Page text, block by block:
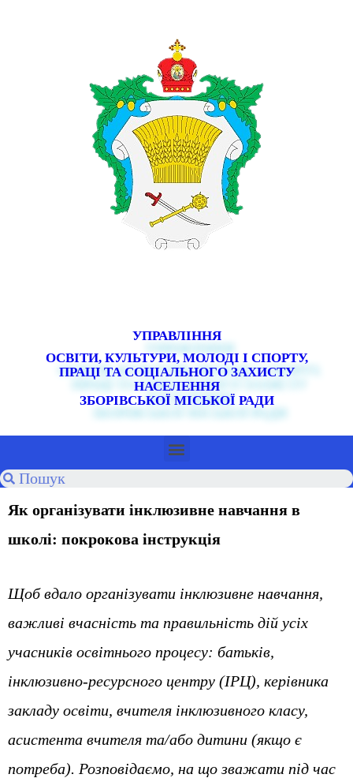
УПРАВЛІННЯ
ОСВІТИ, КУЛЬТУРИ, МОЛОДІ І СПОРТУ,
ПРАЦІ ТА СОЦІАЛЬНОГО ЗАХИСТУ
НАСЕЛЕННЯ
ЗБОРІВСЬКОЇ МІСЬКОЇ РАДИ
Як організувати інклюзивне навчання в
школі: покрокова інструкція
Щоб вдало організувати інклюзивне навчання,
важливі вчасність та правильність дій усіх
учасників освітнього процесу: батьків,
інклюзивно-ресурсного центру (ІРЦ), керівника
закладу освіти, вчителя інклюзивного класу,
асистента вчителя та/або дитини (якщо є
потреба). Розповідаємо, на що зважати під час